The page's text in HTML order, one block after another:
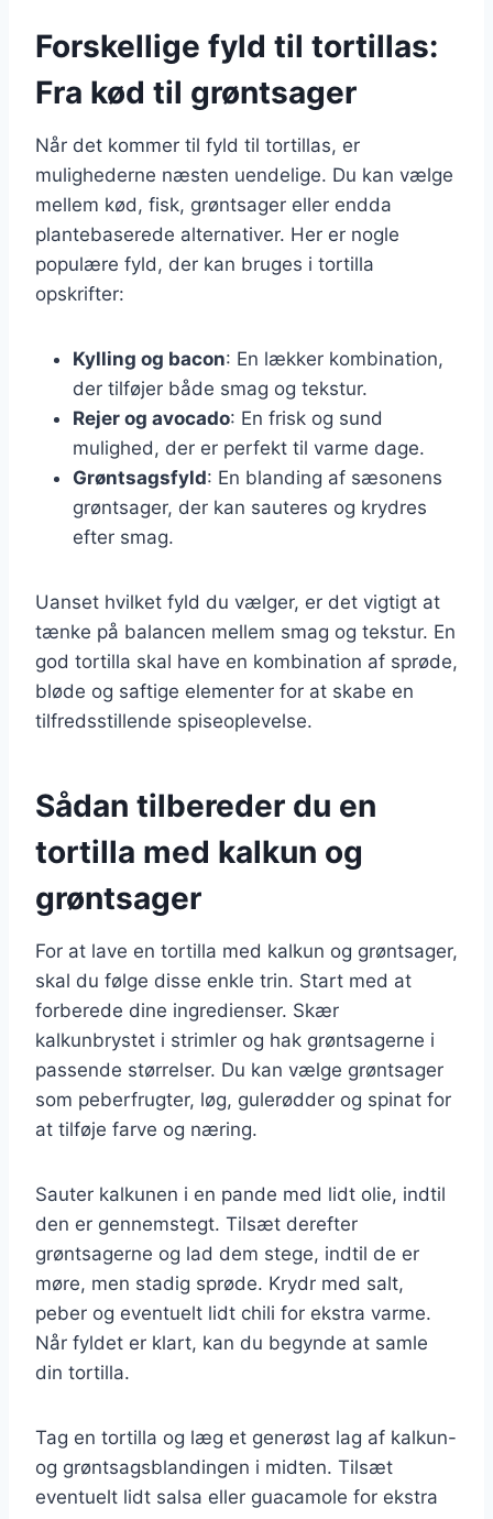
Forskellige fyld til tortillas:
Fra kød til grøntsager
Når det kommer til fyld til tortillas, er
mulighederne næsten uendelige. Du kan vælge
mellem kød, fisk, grøntsager eller endda
plantebaserede alternativer. Her er nogle
populære fyld, der kan bruges i tortilla
opskrifter:
Kylling og bacon: En lækker kombination,
der tilføjer både smag og tekstur.
Rejer og avocado: En frisk og sund
mulighed, der er perfekt til varme dage.
Grøntsagsfyld: En blanding af sæsonens
grøntsager, der kan sauteres og krydres
efter smag.
Uanset hvilket fyld du vælger, er det vigtigt at
tænke på balancen mellem smag og tekstur. En
god tortilla skal have en kombination af sprøde,
bløde og saftige elementer for at skabe en
tilfredsstillende spiseoplevelse.
Sådan tilbereder du en
tortilla med kalkun og
grøntsager
For at lave en tortilla med kalkun og grøntsager,
skal du følge disse enkle trin. Start med at
forberede dine ingredienser. Skær
kalkunbrystet i strimler og hak grøntsagerne i
passende størrelser. Du kan vælge grøntsager
som peberfrugter, løg, gulerødder og spinat for
at tilføje farve og næring.
Sauter kalkunen i en pande med lidt olie, indtil
den er gennemstegt. Tilsæt derefter
grøntsagerne og lad dem stege, indtil de er
møre, men stadig sprøde. Krydr med salt,
peber og eventuelt lidt chili for ekstra varme.
Når fyldet er klart, kan du begynde at samle
din tortilla.
Tag en tortilla og læg et generøst lag af kalkun-
og grøntsagsblandingen i midten. Tilsæt
eventuelt lidt salsa eller guacamole for ekstra